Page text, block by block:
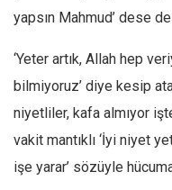
Kategoriler
Kültür Sanat
Kitap
Karisi kitap sualleri
7 soruda bu hafta
Ekonomi
yapsın Mahmud’ dese
‘Yeter artık, Allah hep
bilmiyoruz’ diye kesip
niyetliler, kafa almıyor
vakit mantıklı ‘İyi niyet
işe yarar’ sözüyle